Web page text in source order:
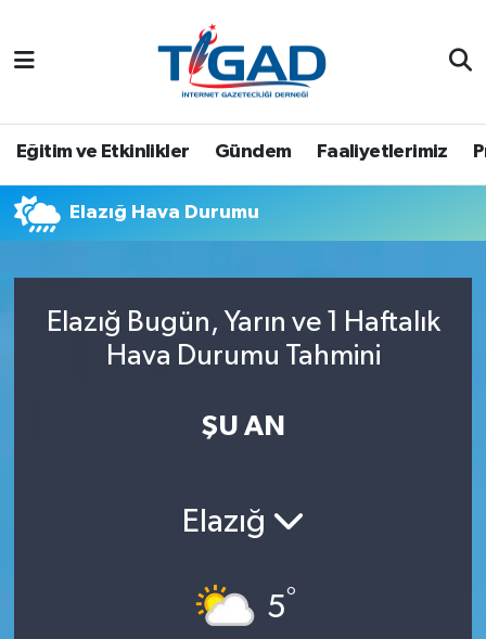
Eğitim ve Etkinlikler Gündem Faaliyetlerimiz
Elazığ Hava Durumu
Elazığ Bugün, Yarın ve 1 Haftalık
Hava Durumu Tahmini
ŞU AN
Elazığ
5°
Nöbetçi Eczaneler
Tüm Manşetler
Son Dakika Haberleri